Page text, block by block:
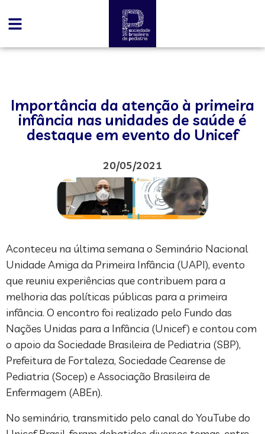
Importância da atenção à primeira
infância nas unidades de saúde é
destaque em evento do Unicef
20/05/2021
Aconteceu na última semana o Seminário Nacional
Unidade Amiga da Primeira Infância (UAPI), evento
que reuniu experiências que contribuem para a
melhoria das políticas públicas para a primeira
infância. O encontro foi realizado pelo Fundo das
Nações Unidas para a Infância (Unicef) e contou com
o apoio da Sociedade Brasileira de Pediatria (SBP),
Prefeitura de Fortaleza, Sociedade Cearense de
Pediatria (Socep) e Associação Brasileira de
Enfermagem (ABEn).
No seminário, transmitido pelo canal do YouTube do